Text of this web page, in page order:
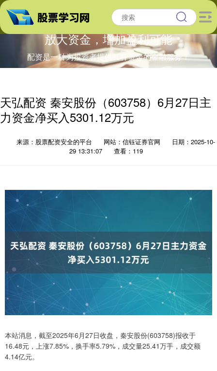
放大资金，增加盈利可能
配资是一种为投资者提供杠杆资金的金融服务！
天弘配资 秦安股份（603758）6月27日主
力资金净买入5301.12万元
来源：股票配资安全的平台 网站：信钰证券官网
日期：2025-10-
29 13:31:07
查看：119
本站消息，截至2025年6月27日收盘，秦安股份(603758)报收于
16.48元，上涨7.85%，换手率5.79%，成交量25.41万手，成交额
4.14亿元。